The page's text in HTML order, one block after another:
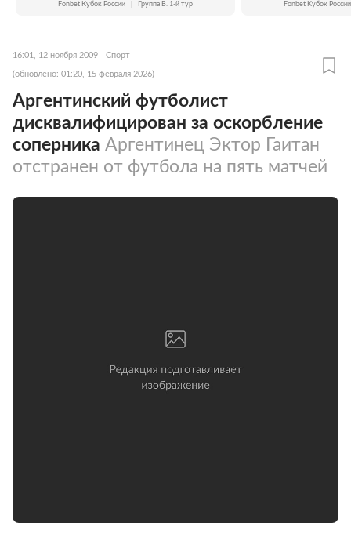
Fonbet Кубок России Группа B. 1-й тур Fonbet Кубок России
16:01, 12 ноября 2009 Спорт
(обновлено: 01:20, 15 февраля 2026)
Аргентинский футболист
дисквалифицирован за оскорбление
соперника Аргентинец Эктор Гаитан
отстранен от футбола на пять матчей